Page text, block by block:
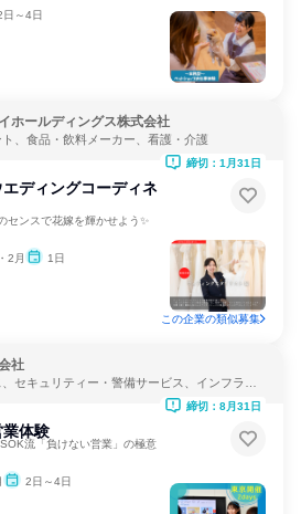
日～4日
ホールディングス株式会社
、食品・飲料メーカー、看護・介護
ディングコーディネ
センスで花嫁を輝かせよう✨
2月 1日
締切：1月31日
この企業の類似募集
社
セキュリティー・警備サービス、インフラ・
業体験
流「負けない営業」の極意
2日～4日
締切：8月31日